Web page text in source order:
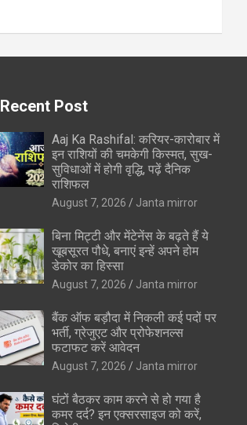
Recent Post
Aaj Ka Rashifal: करियर-कारोबार में
इन राशियों की चमकेगी किस्मत, सुख-
सुविधाओं में होगी वृद्धि, पढ़ें दैनिक
राशिफल
August 7, 2026 Janta mirror
बिना मिट्टी और मेंटेनेंस के बढ़ते हैं ये
खूबसूरत पौधे, बनाएं इन्‍हें अपने होम
डेकोर का हिस्‍सा
August 7, 2026 Janta mirror
बैंक ऑफ बड़ौदा में निकली कई पदों पर
भर्ती, ग्रेजुएट और प्रोफेशनल्स
फटाफट करें आवेदन
August 7, 2026 Janta mirror
घंटों बैठकर काम करने से हो गया है
कमर दर्द? इन एक्सरसाइज को करें,